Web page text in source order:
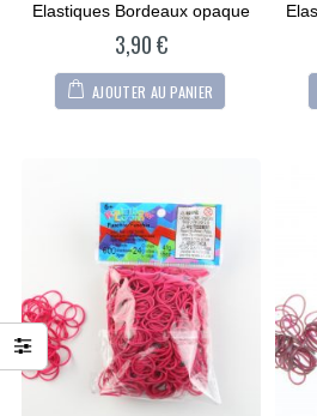
0
of
Elastiques Bordeaux opaque
3,90€
AJOUTER AU PANIER